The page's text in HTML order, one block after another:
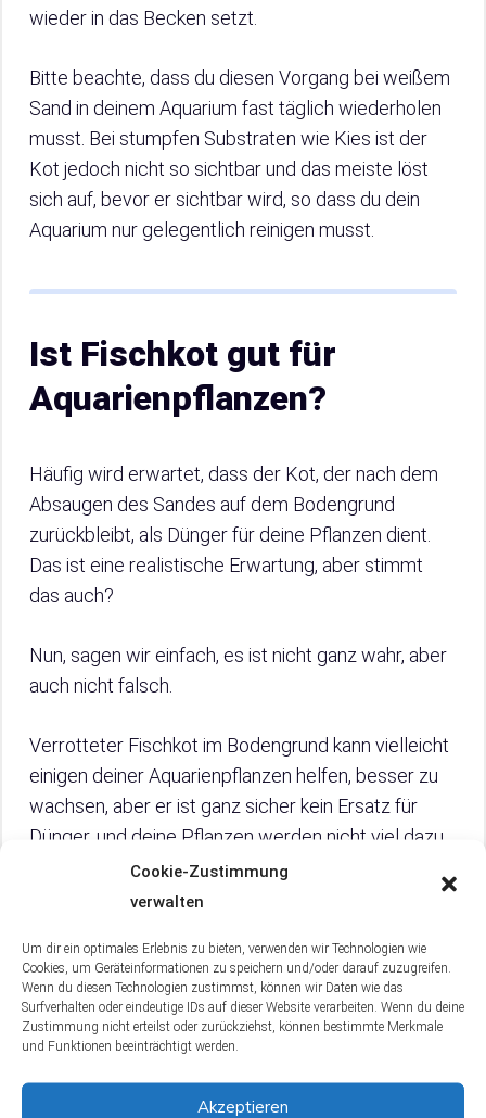
Cookie-Zustimmung
verwalten
Um dir ein optimales Erlebnis zu bieten, verwenden wir Technologien wie
Cookies, um Geräteinformationen zu speichern und/oder darauf zuzugreifen.
Wenn du diesen Technologien zustimmst, können wir Daten wie das
Surfverhalten oder eindeutige IDs auf dieser Website verarbeiten. Wenn du deine
Zustimmung nicht erteilst oder zurückziehst, können bestimmte Merkmale
und Funktionen beeinträchtigt werden.
Akzeptieren
wieder in das Becken setzt.
Bitte beachte, dass du diesen Vorgang bei weißem
Sand in deinem Aquarium fast täglich wiederholen
musst. Bei stumpfen Substraten wie Kies ist der
Kot jedoch nicht so sichtbar und das meiste löst
sich auf, bevor er sichtbar wird, so dass du dein
Aquarium nur gelegentlich reinigen musst.
Ist Fischkot gut für
Aquarienpflanzen?
Häufig wird erwartet, dass der Kot, der nach dem
Absaugen des Sandes auf dem Bodengrund
zurückbleibt, als Dünger für deine Pflanzen dient.
Das ist eine realistische Erwartung, aber stimmt
das auch?
Nun, sagen wir einfach, es ist nicht ganz wahr, aber
auch nicht falsch.
Verrotteter Fischkot im Bodengrund kann vielleicht
einigen deiner Aquarienpflanzen helfen, besser zu
wachsen, aber er ist ganz sicher kein Ersatz für
Dünger, und deine Pflanzen werden nicht viel dazu
beitragen, dein Fischkotproblem zu lösen.
Reinigung des Bodengrunds zu halten, aber mach
dich nicht verrückt, wenn du versuchst, alle Abfälle
herauszubekommen. Wenn du ein gut
eingerichtetes Becken mit Pflanzen, CO2 und
Beleuchtung hast, könnten die restlichen Fische